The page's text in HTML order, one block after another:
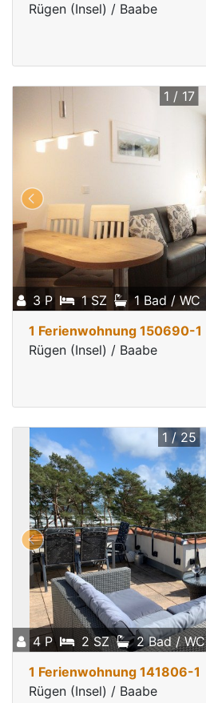
Rügen (Insel) / Baabe
3 P 1 SZ 1 Bad / WC
1 / 17
1 Ferienwohnung 150690-1
Rügen (Insel) / Baabe
4 P 2 SZ 2 Bad / WC
1 / 25
1 Ferienwohnung 141806-1
Rügen (Insel) / Baabe